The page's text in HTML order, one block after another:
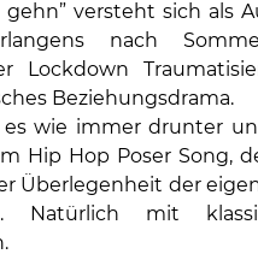
gehn” versteht sich als
nach
Lockdown
Beziehungsdrama.
wie immer drunter
Hip Hop Poser Song,
Überlegenheit der
Natürlich mit